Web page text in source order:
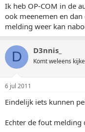
Ik heb OP-COM in de
ook meenemen en
melding weer kan
D D3nnis_
Komt weleens
6 jul 2011
Eindelijk iets kunnen
Echter de fout melding